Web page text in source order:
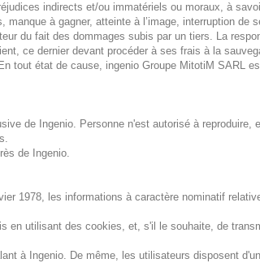
indirects et/ou immatériels ou moraux, à
à gagner, atteinte à l’image, interruption
du fait des dommages subis par un tiers. La
ce dernier devant procéder à ses frais à la
tout état de cause, ingenio Groupe MitotiM SARL
de Ingenio. Personne n'est autorisé à reproduire,
de Ingenio.
1978, les informations à caractère nominatif
en utilisant des cookies, et, s'il le souhaite, de
à Ingenio. De même, les utilisateurs disposent